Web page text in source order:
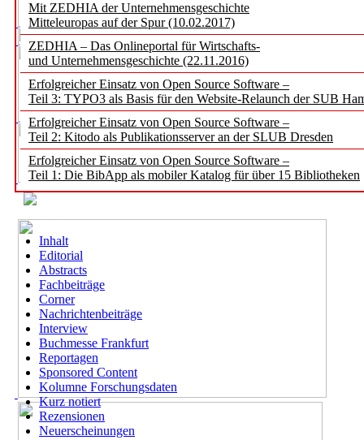
Mit ZEDHIA der Unternehmensgeschichte
Mitteleuropas auf der Spur (10.02.2017)
ZEDHIA – Das Onlineportal für Wirtschafts-
und Unternehmensgeschichte (22.11.2016)
Erfolgreicher Einsatz von Open Source Software –
Teil 3: TYPO3 als Basis für den Website-Relaunch der SUB
Erfolgreicher Einsatz von Open Source Software –
Teil 2: Kitodo als Publikationsserver an der SLUB Dresden
Erfolgreicher Einsatz von Open Source Software –
Teil 1: Die BibApp als mobiler Katalog für über 15 Bibliotheken
Inhalt
Editorial
Abstracts
Fachbeiträge
Corner
Nachrichtenbeiträge
Interview
Buchmesse Frankfurt
Reportagen
Sponsored Content
Kolumne Forschungsdaten
Kurz notiert
Rezensionen
Neuerscheinungen